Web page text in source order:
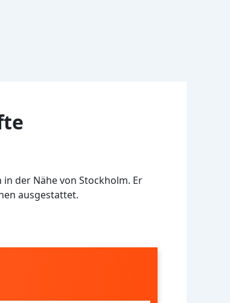
der Nähe von Stockholm. Er
ausgestattet.